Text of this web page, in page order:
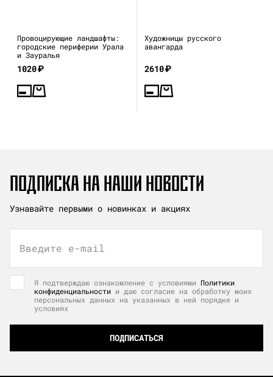
Провоцирующие ландшафты:
городские периферии Урала
и Зауралья
1020₽
Художницы русского
авангарда
2610₽
ПОДПИСКА НА НАШИ НОВОСТИ
Узнавайте первыми о новинках и акциях
Введите e-mail
Я подтверждаю ознакомление с условиями Политики
конфиденциальности и даю согласие на обработку моих
персональных данных на указанных в ней порядке и
условиях
ПОДПИСАТЬСЯ